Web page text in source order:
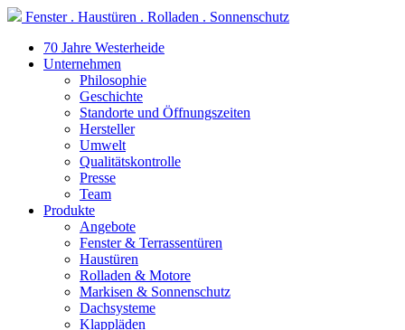
Fenster . Haustüren . Rolladen . Sonnenschutz
70 Jahre Westerheide
Unternehmen
Philosophie
Geschichte
Standorte und Öffnungszeiten
Hersteller
Umwelt
Qualitätskontrolle
Presse
Team
Produkte
Angebote
Fenster & Terrassentüren
Haustüren
Rolladen & Motore
Markisen & Sonnenschutz
Dachsysteme
Klappläden